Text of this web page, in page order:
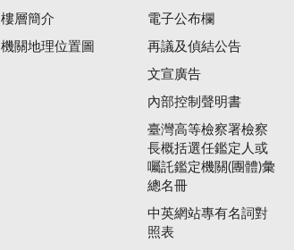
樓層簡介
機關地理位置圖
電子公布欄
再議及偵結公告
文宣廣告
內部控制聲明書
臺灣高等檢察署檢察
長概括選任鑑定人或
囑託鑑定機關(團體)彙
總名冊
中英網站專有名詞對
照表